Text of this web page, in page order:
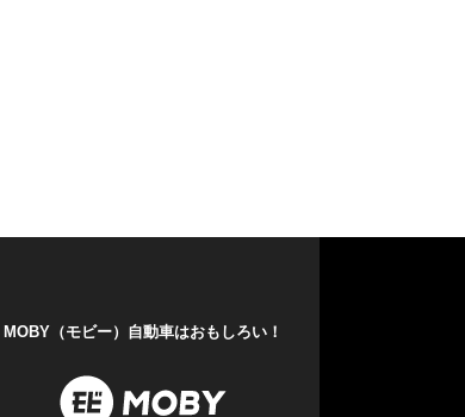
MOBY（モビー）自動車はおもしろい！